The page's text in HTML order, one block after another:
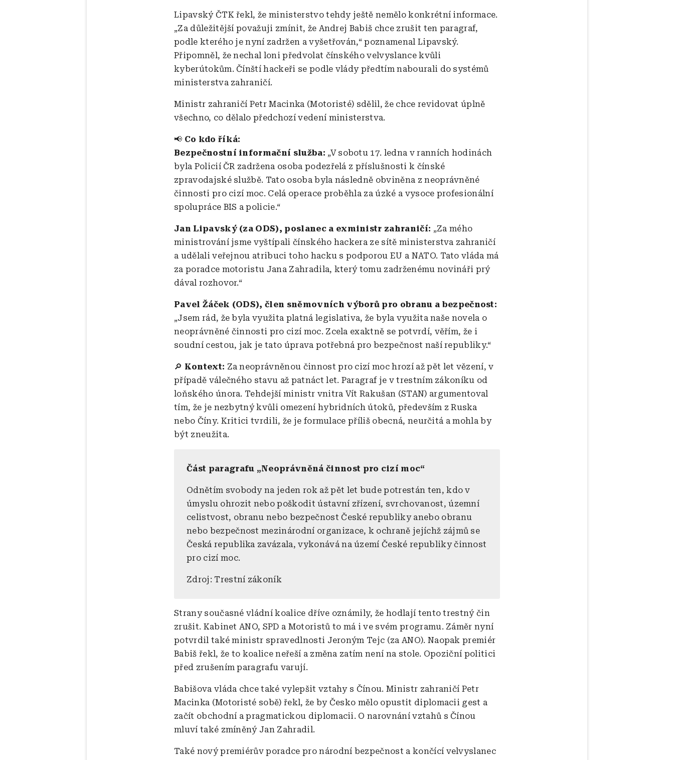
Lipavský ČTK řekl, že ministerstvo tehdy ještě nemělo konkrétní informace.
„Za důležitější považuji zmínit, že Andrej Babiš chce zrušit ten paragraf,
podle kterého je nyní zadržen a vyšetřován,“ poznamenal Lipavský.
Připomněl, že nechal loni předvolat čínského velvyslance kvůli
kyberútokům. Čínští hackeři se podle vlády předtím nabourali do systémů
ministerstva zahraničí.
Ministr zahraničí Petr Macinka (Motoristé) sdělil, že chce revidovat úplně
všechno, co dělalo předchozí vedení ministerstva.
📢 Co kdo říká:
Bezpečnostní informační služba: „V sobotu 17. ledna v ranních hodinách
byla Policií ČR zadržena osoba podezřelá z příslušnosti k čínské
zpravodajské službě. Tato osoba byla následně obviněna z neoprávněné
činnosti pro cizí moc. Celá operace proběhla za úzké a vysoce profesionální
spolupráce BIS a policie.“
Jan Lipavský (za ODS), poslanec a exministr zahraničí: „Za mého
ministrování jsme vyštípali čínského hackera ze sítě ministerstva zahraničí
a udělali veřejnou atribuci toho hacku s podporou EU a NATO. Tato vláda má
za poradce motoristu Jana Zahradila, který tomu zadrženému novináři prý
dával rozhovor.“
Pavel Žáček (ODS), člen sněmovních výborů pro obranu a bezpečnost:
„Jsem rád, že byla využita platná legislativa, že byla využita naše novela o
neoprávněné činnosti pro cizí moc. Zcela exaktně se potvrdí, věřím, že i
soudní cestou, jak je tato úprava potřebná pro bezpečnost naší republiky.“
🔎 Kontext: Za neoprávněnou činnost pro cizí moc hrozí až pět let vězení, v
případě válečného stavu až patnáct let. Paragraf je v trestním zákoníku od
loňského února. Tehdejší ministr vnitra Vít Rakušan (STAN) argumentoval
tím, že je nezbytný kvůli omezení hybridních útoků, především z Ruska
nebo Číny. Kritici tvrdili, že je formulace příliš obecná, neurčitá a mohla by
být zneužita.
Část paragrafu „Neoprávněná činnost pro cizí moc“
Odnětím svobody na jeden rok až pět let bude potrestán ten, kdo v
úmyslu ohrozit nebo poškodit ústavní zřízení, svrchovanost, územní
celistvost, obranu nebo bezpečnost České republiky anebo obranu
nebo bezpečnost mezinárodní organizace, k ochraně jejíchž zájmů se
Česká republika zavázala, vykonává na území České republiky činnost
pro cizí moc.
Zdroj: Trestní zákoník
Strany současné vládní koalice dříve oznámily, že hodlají tento trestný čin
zrušit. Kabinet ANO, SPD a Motoristů to má i ve svém programu. Záměr nyní
potvrdil také ministr spravedlnosti Jeroným Tejc (za ANO). Naopak premiér
Babiš řekl, že to koalice neřeší a změna zatím není na stole. Opoziční politici
před zrušením paragrafu varují.
Babišova vláda chce také vylepšit vztahy s Čínou. Ministr zahraničí Petr
Macinka (Motoristé sobě) řekl, že by Česko mělo opustit diplomacii gest a
začít obchodní a pragmatickou diplomacii. O narovnání vztahů s Čínou
mluví také zmíněný Jan Zahradil.
Také nový premiérův poradce pro národní bezpečnost a končící velvyslanec